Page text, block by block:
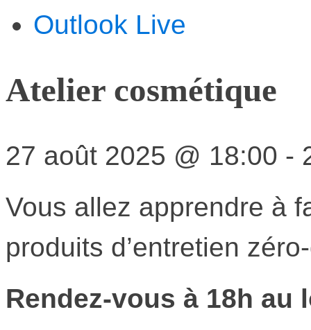
Outlook Live
Atelier cosmétique
27 août 2025 @ 18:00 -
Vous allez apprendre à
produits d’entretien
Rendez-vous à 18h au